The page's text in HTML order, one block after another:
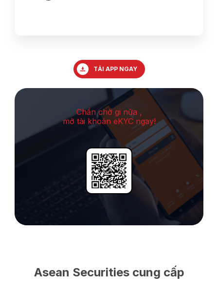
TẢI APP NGAY
Chần chờ gi nữa ,
mở tài khoản eKYC ngay!
Asean Securities cung cấp